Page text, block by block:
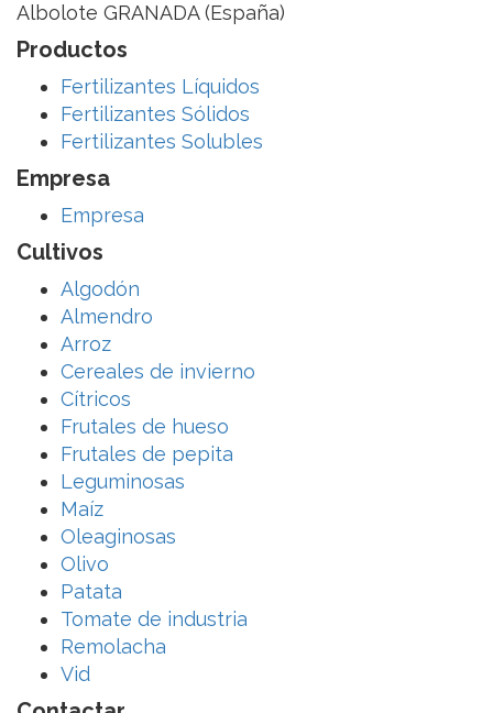
Albolote GRANADA (España)
Productos
Fertilizantes Líquidos
Fertilizantes Sólidos
Fertilizantes Solubles
Empresa
Empresa
Cultivos
Algodón
Almendro
Arroz
Cereales de invierno
Cítricos
Frutales de hueso
Frutales de pepita
Leguminosas
Maíz
Oleaginosas
Olivo
Patata
Tomate de industria
Remolacha
Vid